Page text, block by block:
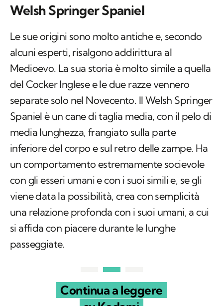
Welsh Springer Spaniel
Le sue origini sono molto antiche e, secondo
alcuni esperti, risalgono addirittura al
Medioevo. La sua storia è molto simile a quella
del Cocker Inglese e le due razze vennero
separate solo nel Novecento. Il Welsh Springer
Spaniel è un cane di taglia media, con il pelo di
media lunghezza, frangiato sulla parte
inferiore del corpo e sul retro delle zampe. Ha
un comportamento estremamente socievole
con gli esseri umani e con i suoi simili e, se gli
viene data la possibilità, crea con semplicità
una relazione profonda con i suoi umani, a cui
si affida con piacere durante le lunghe
passeggiate.
Continua a leggere